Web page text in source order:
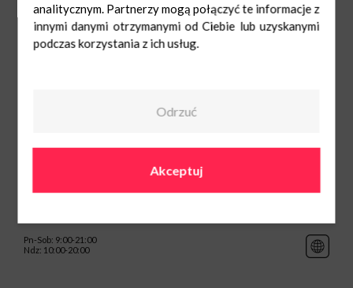
Pn-Sob: 9:00-21:00
Ndz: 10:00-20:00
analitycznym. Partnerzy mogą połączyć te informacje z
innymi danymi otrzymanymi od Ciebie lub uzyskanymi
podczas korzystania z ich usług.
Odrzuć
Akceptuj